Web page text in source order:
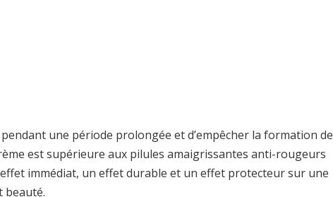
une période prolongée et d’empêcher la formation de
est supérieure aux pilules amaigrissantes anti-rougeurs
immédiat, un effet durable et un effet protecteur sur une
beauté.